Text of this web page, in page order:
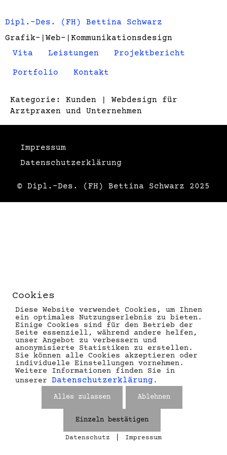
Dipl.-Des. (FH) Bettina Schwarz
Grafik-|Web-|Kommunikationsdesign
Vita
Leistungen Projektbericht
Portfolio Kontakt
Kategorie: Kunden | Webdesign für
Arztpraxen und Unternehmen
Impressum
Datenschutzerklärung
© Dipl.-Des. (FH) Bettina Schwarz 2025
Cookies
Diese Website verwendet Cookies, um Ihnen
ein optimales Nutzungserlebnis zu bieten.
Einige Cookies sind für den Betrieb der
Seite essenziell, während andere helfen,
unser Angebot zu verbessern und
anonymisierte Statistiken zu erstellen.
Sie können alle Cookies akzeptieren oder
individuelle Einstellungen vornehmen.
Weitere Informationen finden Sie in
unserer Datenschutzerklärung .
Alles zulassen Ablehnen
Einzeln bestätigen
Datenschutz Impressum